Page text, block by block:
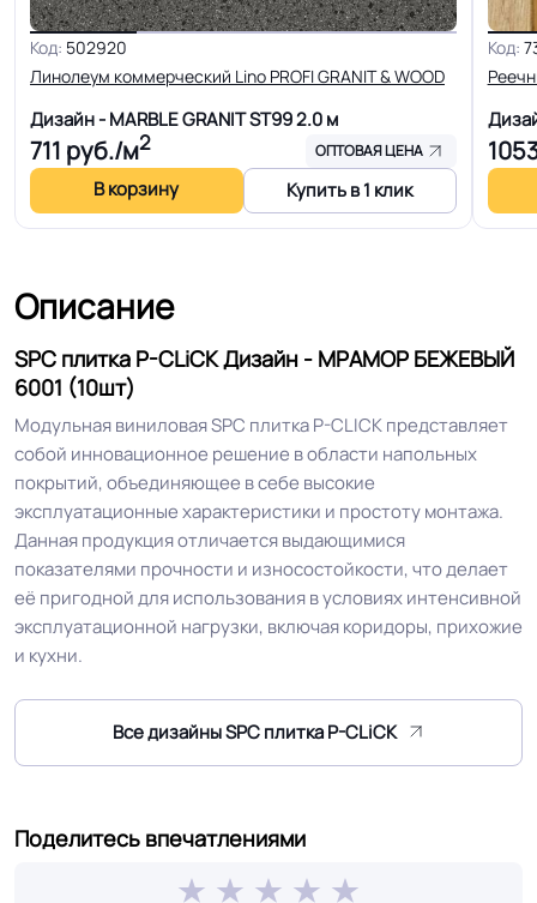
Доп. защита рабочего
слоя
PU
Система примыкания к
Плинтус ПВХ
Класс горючести КМ2
Полы с подогревом
(max +27C)
Разрешено
Антистатичность Антистатичен
Вес упаковки
В Паллете
Линолеум.Ру
материала ГОСТ, ТУ,
Сертифицирован на территории
Код: 502920
Линолеум коммерческий Lino PROFI GRANIT & WOOD
Дизайн - MARBLE GRANIT ST992.0 м
711 руб./м2 ОПТОВАЯ ЦЕНА
В корзину Купить в 1 клик
Код:
Описание
SPC плитка P-CLiCK Дизайн - МРАМОР БЕЖЕВЫЙ
6001 (10шт)
Модульная виниловая SPC плитка P-CLICK представляет
собой инновационное решение в области напольных
покрытий, объединяющее в себе высокие
эксплуатационные характеристики и простоту монтажа.
Данная продукция отличается выдающимися
показателями прочности и износостойкости, что делает
её пригодной для использования в условиях интенсивной
эксплуатационной нагрузки, включая коридоры, прихожие
и кухни.
Все дизайны SPC плитка P-CLiCK
Поделитесь впечатлениями